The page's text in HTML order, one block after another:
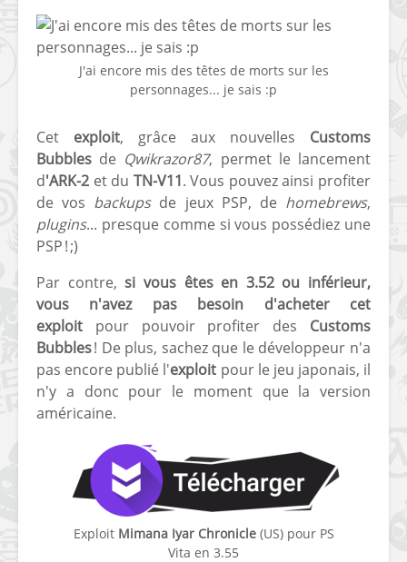
J'ai encore mis des têtes de morts sur les
personnages... je sais :p
Cet exploit, grâce aux nouvelles Customs
Bubbles de Qwikrazor87, permet le lancement
d'ARK-2 et du TN-V11. Vous pouvez ainsi profiter
de vos backupsde jeux PSP, de homebrews,
plugins... presque comme si vous possédiez une
PSP ! ;)
Par contre, si vous êtes en 3.52 ou inférieur,
vous n'avez pas besoin d'acheter cet
exploit pour pouvoir profiter des Customs
Bubbles! De plus, sachez que le développeur n'a
pas encore publié l'exploit pour le jeu japonais, il
n'y a donc pour le moment que la version
américaine.
Exploit Mimana Iyar Chronicle(US) pour PS
Vita en 3.55
Sweeper !
[PS4] TUTO - Hacker
/ Jailbreaker sa PS4
en 6.72
[PS4] Le point sur le
fameux jailbreak pour
6.72 / 7.02
[Vita] La team CBPS
dévoile dans une
nouveaux projets
[PSP]
qui fête
Custom
de retour !